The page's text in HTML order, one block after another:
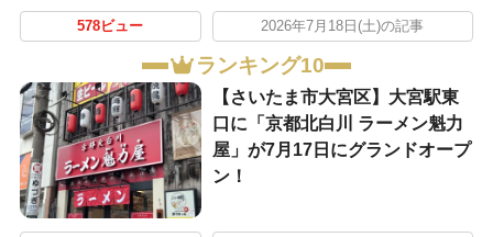
578ビュー 2026年7月18日(土)の記事
ランキング10
【さいたま市大宮区】大宮駅東
口に「京都北白川 ラーメン魁力
屋」が7月17日にグランドオープ
ン！